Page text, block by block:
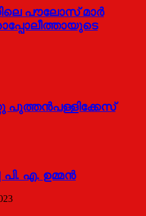
പൗലോസ് മാര്‍
പുത്തന്‍പള്ളിക്കേസ്
എ. ഉമ്മന്‍